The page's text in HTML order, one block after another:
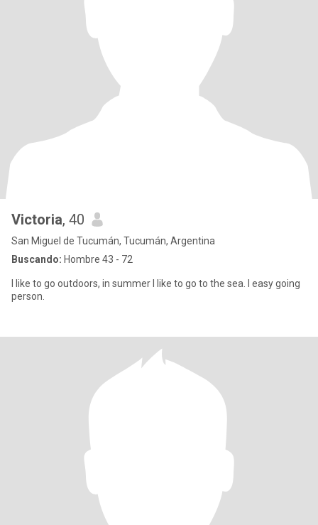
Victoria, 40
San Miguel de Tucumán, Tucumán, Argentina
Buscando: Hombre 43 - 72
I like to go outdoors, in summer I like to go to the sea. I easy going
person.